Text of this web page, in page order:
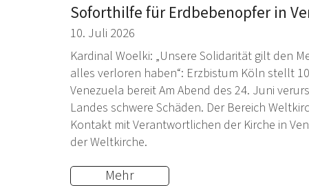
Soforthilfe für Erdbebenopfer in
10. Juli 2026
Kardinal Woelki: „Unsere Solidarität gilt den
alles verloren haben“: Erzbistum Köln stellt
Venezuela bereit Am Abend des 24. Juni
Landes schwere Schäden. Der Bereich
Kontakt mit Verantwortlichen der Kirche in
der Weltkirche.
Mehr